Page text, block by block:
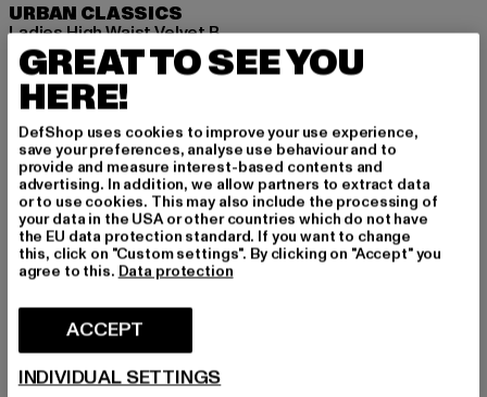
URBAN CLASSICS
Ladies High Waist Velvet Boot Cut
EUR 14,85
Derzeitiger Preis: EUR 14,85
EUR 32,99 Aktionspreis: EUR 32,99
MELDE DICH AN, UM
INSPIRIERT ZU BLEI
BEN!
Melde dich hier für unseren Newsletter an und
erhalte künftig Informationen über aktuelle Tre
nds, Angebote und Gutscheine von DefShop p
GREAT TO SEE YOU
HERE!
DefShop uses cookies to improve your use experience,
save your preferences, analyse use behaviour and to
provide and measure interest-based contents and
advertising. In addition, we allow partners to extract data
or to use cookies. This may also include the processing of
your data in the USA or other countries which do not have
the EU data protection standard. If you want to change
this, click on "Custom settings". By clicking on "Accept" you
agree to this. Data protection
ACCEPT
INDIVIDUAL SETTINGS